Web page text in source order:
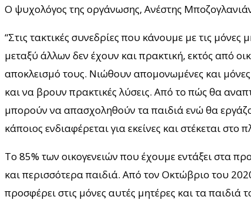
Ο ψυχολόγος της οργάνωσης, Ανέστης
“Στις τακτικές συνεδρίες που κάνουμε με τις
μεταξύ άλλων δεν έχουν και πρακτική, εκτός από
αποκλεισμό τους. Νιώθουν απομονωμένες και
και να βρουν πρακτικές λύσεις. Από το πώς θα
μπορούν να απασχοληθούν τα παιδιά ενώ θα
κάποιος ενδιαφέρεται για εκείνες και στέκεται στο
Το 85% των οικογενειών που έχουμε εντάξει στα
και περισσότερα παιδιά. Από τον Οκτώβριο του
προσφέρει στις μόνες αυτές μητέρες και τα